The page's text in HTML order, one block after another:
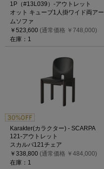
1P（#13L039）-アウトレット
オット キューブ1人掛ワイド両アー
ムソファ
￥523,600 (通常価格 ￥748,000)
在庫：1
Karakter(カラクター) - SCARPA
121-アウトレット
スカルパ121チェア
￥338,800 (通常価格 ￥484,000)
在庫：1